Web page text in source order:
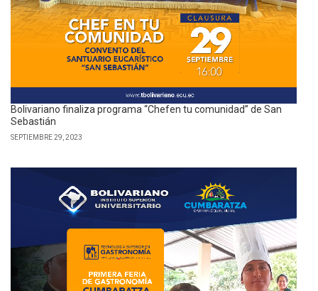
Bolivariano finaliza programa “Chefen tu comunidad” de San
Sebastián
SEPTIEMBRE 29, 2023